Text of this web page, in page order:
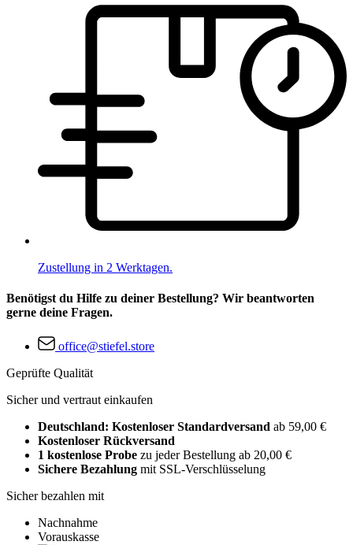
Zustellung in 2 Werktagen.
Benötigst du Hilfe zu deiner Bestellung? Wir beantworten
gerne deine Fragen.
office@stiefel.store
Geprüfte Qualität
Sicher und vertraut einkaufen
Deutschland: Kostenloser Standardversand ab 59,00 €
Kostenloser Rückversand
1 kostenlose Probe zu jeder Bestellung ab 20,00 €
Sichere Bezahlung mit SSL-Verschlüsselung
Sicher bezahlen mit
Nachnahme
Vorauskasse